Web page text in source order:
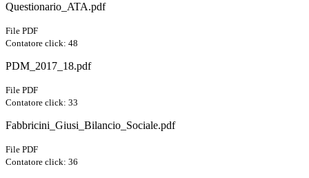
Questionario_ATA.pdf
File PDF
Contatore click: 48
PDM_2017_18.pdf
File PDF
Contatore click: 33
Fabbricini_Giusi_Bilancio_Sociale.pdf
File PDF
Contatore click: 36